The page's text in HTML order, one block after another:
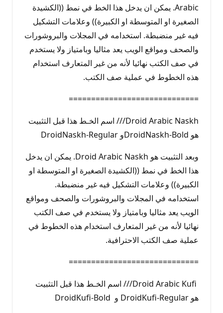
Arabic. يمكن ان يدخل هذا الخط في نمط ((الكشيدة
الصغيرة او المتوسطة او الكبيرة)) وعلامات التشكيل
فيه غير منضبطة. استخدامه في المجلات والبروشورات
والصحف ومواقع الويب يعد مثاليا وبامتياز ولا يستخدم
في صف الكتب نهائيا لأنه من غير المتعارف استخدام
هذه الخطوط في عملية صف الكتب.
=============================
Droid Arabic Naskh/// اسم الخـط هذا قبل التثبيت
هو DroidNaskh-Boldو DroidNaskh-Regular
وبعد التثبيت هو Droid Arabic Naskh. يمكن ان يدخل
هذا الخط في نمط ((الكشيدة الصغيرة او المتوسطة او
الكبيرة)) وعلامات التشكيل فيه غير منضبطة.
استخدامه في المجلات والبروشورات والصحف ومواقع
الويب يعد مثاليا وبامتياز ولا يستخدم في صف الكتب
نهائيا لأنه من غير المتعارف استخدام هذه الخطوط في
عملية صف الكتب الاحترافية.
=============================
Droid Arabic Kufi/// اسم الخـط هذا قبل التثبيت
هو DroidKufi-Regular و DroidKufi-Bold